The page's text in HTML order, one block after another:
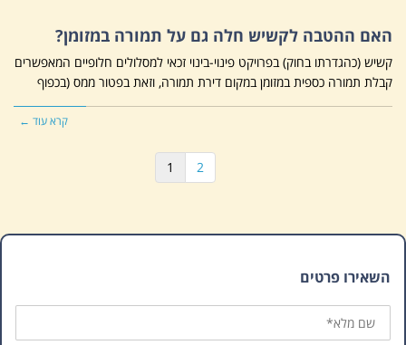
האם ההטבה לקשיש חלה גם על תמורה במזומן?
קשיש (כהגדרתו בחוק) בפרויקט פינוי-בינוי זכאי למסלולים חלופיים המאפשרים
קבלת תמורה כספית במזומן במקום דירת תמורה, וזאת בפטור ממס (בכפוף
קרא עוד ←
1 2
השאירו פרטים
שם
מלא